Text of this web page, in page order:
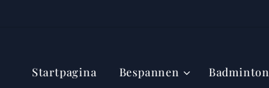
Startpagina Bespannen Badminton